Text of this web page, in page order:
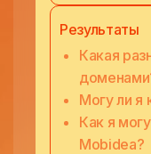
Результаты
Какая
Могу ли я
Как я
Mobidea?